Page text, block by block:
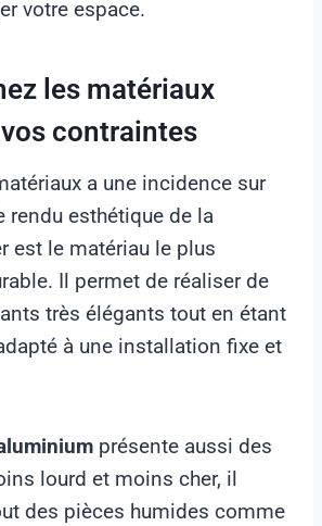
votre espace.
les matériaux
contraintes
a une incidence sur
rendu esthétique de la
est le matériau le plus
Il permet de réaliser de
très élégants tout en étant
à une installation fixe et
présente aussi des
lourd et moins cher, il
des pièces humides comme